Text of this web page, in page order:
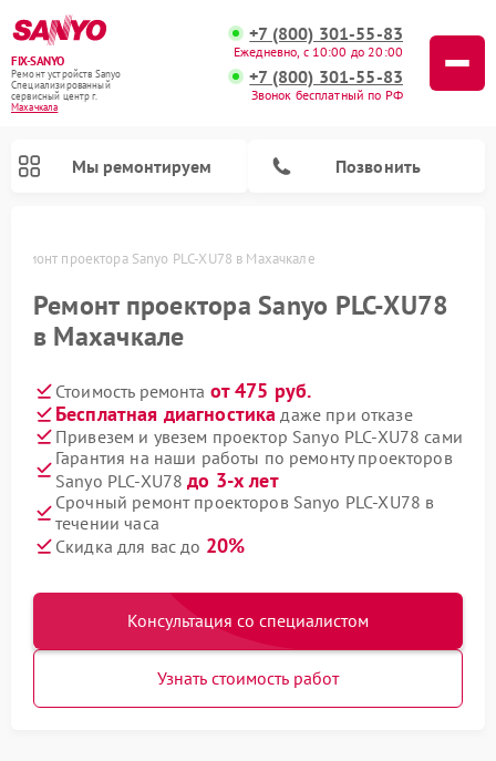
FIX-SANYO
Ремонт устройств Sanyo
Специализированный
cервисный центр г.
Махачкала
+7 (800) 301-55-83
Ежедневно, с 10:00 до 20:00
+7 (800) 301-55-83
Звонок бесплатный по РФ
Мы ремонтируем Позвонить
Ремонт проектора Sanyo PLC-XU78 в Махачкале
Ремонт проектора Sanyo PLC-XU78
в Махачкале
Стоимость ремонта от 475 руб.
Бесплатная диагностика даже при отказе
Привезем и увезем проектор Sanyo PLC-XU78 сами
Гарантия на наши работы по ремонту проекторов
Sanyo PLC-XU78до 3-х лет
Срочный ремонт проекторов Sanyo PLC-XU78 в
течении часа
Скидка для вас до 20%
Консультация со специалистом
Узнать стоимость работ